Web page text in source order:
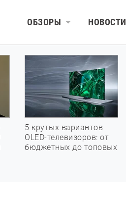
ОБЗОРЫ НОВОСТИ
5 крутых вариантов
OLED-телевизоров: от
бюджетных до топовых